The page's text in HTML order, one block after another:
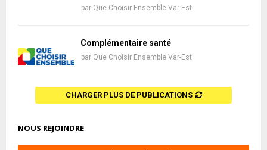
par Que Choisir Ensemble Var-Est
Complémentaire santé
par Que Choisir Ensemble Var-Est
CHARGER PLUS DE PUBLICATIONS
NOUS REJOINDRE